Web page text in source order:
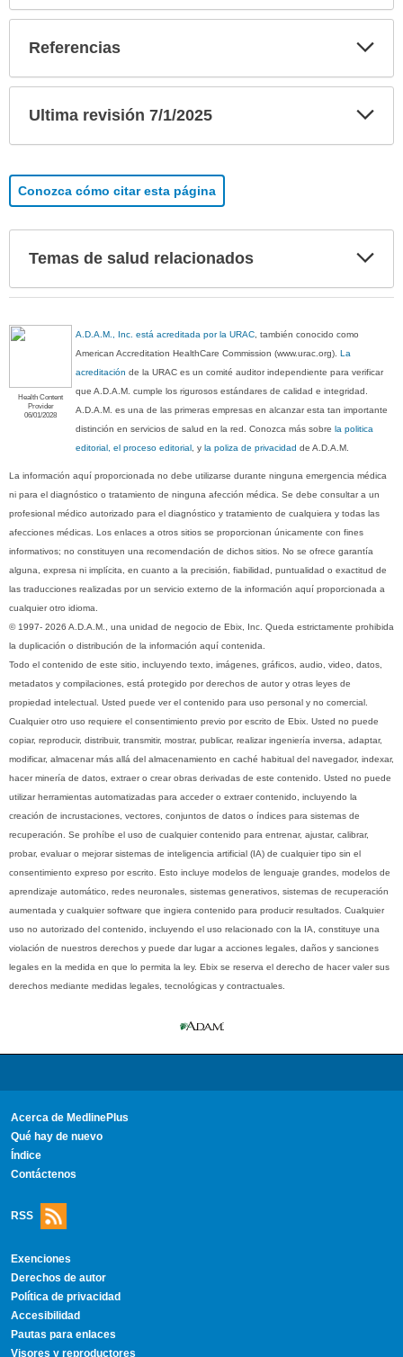
Referencias
Ultima revisión 7/1/2025
Conozca cómo citar esta página
Temas de salud relacionados
Health Content
Provider
06/01/2028
A.D.A.M., Inc. está acreditada por la URAC, también conocido como
American Accreditation HealthCare Commission (www.urac.org).La
acreditación de la URAC es un comité auditor independiente para verificar
que A.D.A.M. cumple los rigurosos estándares de calidad e integridad.
A.D.A.M. es una de las primeras empresas en alcanzar esta tan importante
distinción en servicios de salud en la red. Conozca más sobrela politica
editorial, el proceso editorial, yla poliza de privacidad de A.D.A.M.
La información aquí proporcionada no debe utilizarse durante ninguna emergencia médica
ni para el diagnóstico o tratamiento de ninguna afección médica. Se debe consultar a un
profesional médico autorizado para el diagnóstico y tratamiento de cualquiera y todas las
afecciones médicas. Los enlaces a otros sitios se proporcionan únicamente con fines
informativos; no constituyen una recomendación de dichos sitios. No se ofrece garantía
alguna, expresa ni implícita, en cuanto a la precisión, fiabilidad, puntualidad o exactitud de
las traducciones realizadas por un servicio externo de la información aquí proporcionada a
cualquier otro idioma.
© 1997- 2026 A.D.A.M., una unidad de negocio de Ebix, Inc. Queda estrictamente prohibida
la duplicación o distribución de la información aquí contenida.
Todo el contenido de este sitio, incluyendo texto, imágenes, gráficos, audio, video, datos,
metadatos y compilaciones, está protegido por derechos de autor y otras leyes de
propiedad intelectual. Usted puede ver el contenido para uso personal y no comercial.
Cualquier otro uso requiere el consentimiento previo por escrito de Ebix. Usted no puede
copiar, reproducir, distribuir, transmitir, mostrar, publicar, realizar ingeniería inversa, adaptar,
modificar, almacenar más allá del almacenamiento en caché habitual del navegador, indexar,
hacer minería de datos, extraer o crear obras derivadas de este contenido. Usted no puede
utilizar herramientas automatizadas para acceder o extraer contenido, incluyendo la
creación de incrustaciones, vectores, conjuntos de datos o índices para sistemas de
recuperación. Se prohíbe el uso de cualquier contenido para entrenar, ajustar, calibrar,
probar, evaluar o mejorar sistemas de inteligencia artificial (IA) de cualquier tipo sin el
consentimiento expreso por escrito. Esto incluye modelos de lenguaje grandes, modelos de
aprendizaje automático, redes neuronales, sistemas generativos, sistemas de recuperación
aumentada y cualquier software que ingiera contenido para producir resultados. Cualquier
uso no autorizado del contenido, incluyendo el uso relacionado con la IA, constituye una
violación de nuestros derechos y puede dar lugar a acciones legales, daños y sanciones
legales en la medida en que lo permita la ley. Ebix se reserva el derecho de hacer valer sus
derechos mediante medidas legales, tecnológicas y contractuales.
Acerca de MedlinePlus
Qué hay de nuevo
Índice
Contáctenos
RSS
Exenciones
Derechos de autor
Política de privacidad
Accesibilidad
Pautas para enlaces
Visores y reproductores